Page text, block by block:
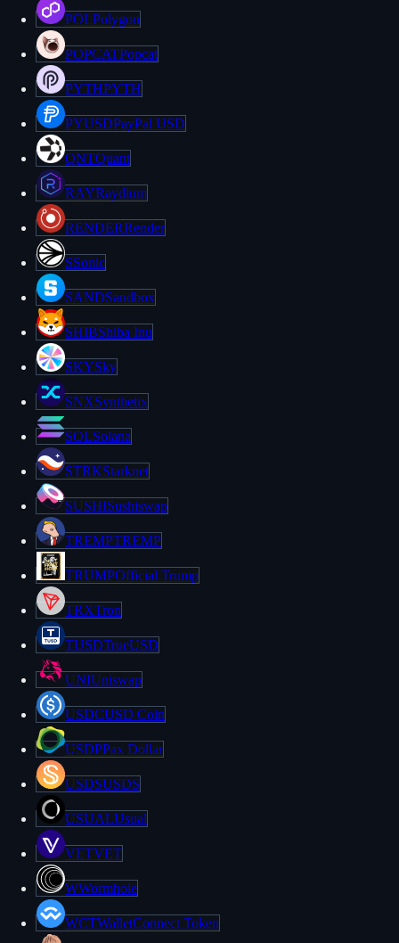
POLPolygon
POPCATPopcat
PYTHPYTH
PYUSDPayPal USD
QNTQuant
RAYRaydium
RENDERRender
SSonic
SANDSandbox
SHIBShiba Inu
SKYSky
SNXSynthetix
SOLSolana
STRKStarknet
SUSHISushiswap
TREMPTREMP
TRUMPOfficial Trump
TRXTron
TUSDTrueUSD
UNIUniswap
USDCUSD Coin
USDPPax Dollar
USDSUSDS
USUALUsual
VETVET
WWormhole
WCTWalletConnect Token